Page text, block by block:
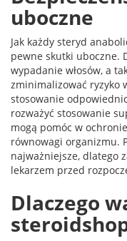
uboczne
Jak każdy steryd
pewne skutki uboczne.
wypadanie włosów, a
zminimalizować ryzyko
stosowanie
rozważyć stosowanie
mogą pomóc w
równowagi organizmu.
najważniejsze, dlatego
lekarzem przed
Dlaczego